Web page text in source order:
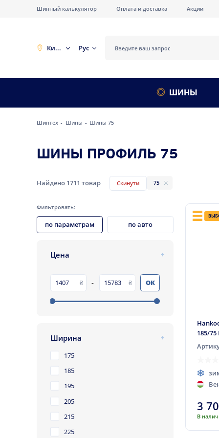
Шинный калькулятор Оплата и доставка Акции
Киев Рус
ШИНЫ
Шинтех Шины Шины 75
ШИНЫ ПРОФИЛЬ 75
Найдено 1711 товар Скинути 75
Фильтровать:
по параметрам по авто
Цена
- ОК
Ширина
175
185
195
205
215
225
185/75
3
В